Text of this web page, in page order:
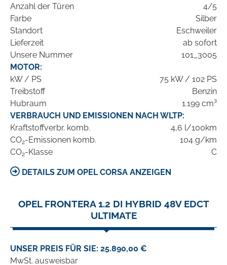
Anzahl der Türen
4/5
Farbe
Silber
Standort
Eschweiler
Lieferzeit
ab sofort
Unsere Nummer
101_3005
MOTOR:
kW / PS
75 kW / 102 PS
Treibstoff
Benzin
Hubraum
1.199 cm³
VERBRAUCH UND EMISSIONEN NACH WLTP:
Kraftstoffverbr. komb.
4,6 l/100km
CO2-Emissionen komb.
104 g/km
CO2-Klasse C
DETAILS ZUM OPEL CORSA ANZEIGEN
OPEL FRONTERA 1.2 DI HYBRID 48V EDCT
ULTIMATE
UNSER PREIS FÜR SIE: 25.890,00 €
MwSt. ausweisbar